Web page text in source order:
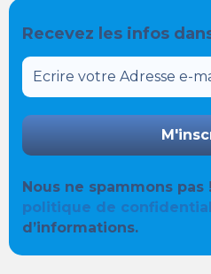
Recevez les infos
Nous ne spammons
politique de
d’informations.